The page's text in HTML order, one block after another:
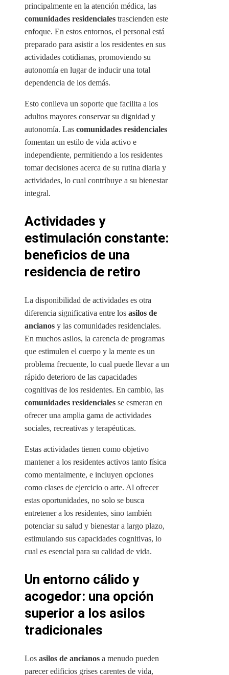
principalmente en la atención médica, las
comunidades residenciales trascienden este
enfoque. En estos entornos, el personal está
preparado para asistir a los residentes en sus
actividades cotidianas, promoviendo su
autonomía en lugar de inducir una total
dependencia de los demás.
Esto conlleva un soporte que facilita a los
adultos mayores conservar su dignidad y
autonomía. Las comunidades residenciales
fomentan un estilo de vida activo e
independiente, permitiendo a los residentes
tomar decisiones acerca de su rutina diaria y
actividades, lo cual contribuye a su bienestar
integral.
Actividades y
estimulación constante:
beneficios de una
residencia de retiro
La disponibilidad de actividades es otra
diferencia significativa entre los asilos de
ancianos y las comunidades residenciales.
En muchos asilos, la carencia de programas
que estimulen el cuerpo y la mente es un
problema frecuente, lo cual puede llevar a un
rápido deterioro de las capacidades
cognitivas de los residentes. En cambio, las
comunidades residenciales se esmeran en
ofrecer una amplia gama de actividades
sociales, recreativas y terapéuticas.
Estas actividades tienen como objetivo
mantener a los residentes activos tanto física
como mentalmente, e incluyen opciones
como clases de ejercicio o arte. Al ofrecer
estas oportunidades, no solo se busca
entretener a los residentes, sino también
potenciar su salud y bienestar a largo plazo,
estimulando sus capacidades cognitivas, lo
cual es esencial para su calidad de vida.
Un entorno cálido y
acogedor: una opción
superior a los asilos
tradicionales
Los asilos de ancianos a menudo pueden
parecer edificios grises carentes de vida,